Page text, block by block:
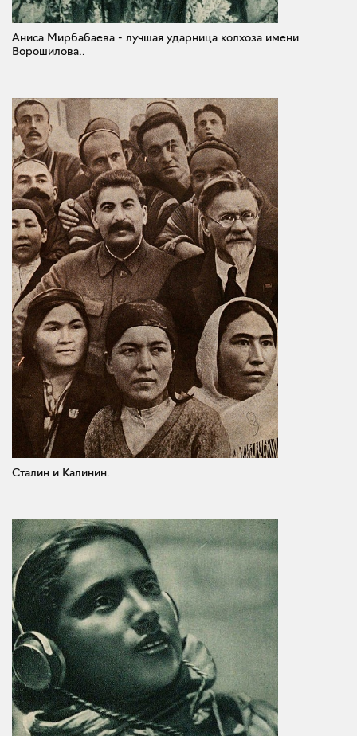
Аниса Мирбабаева - лучшая ударница колхоза имени
Ворошилова..
Сталин и Калинин.